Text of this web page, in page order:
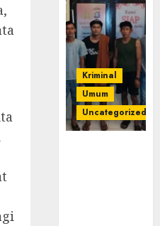
Kriminal
Umum
Uncategorized